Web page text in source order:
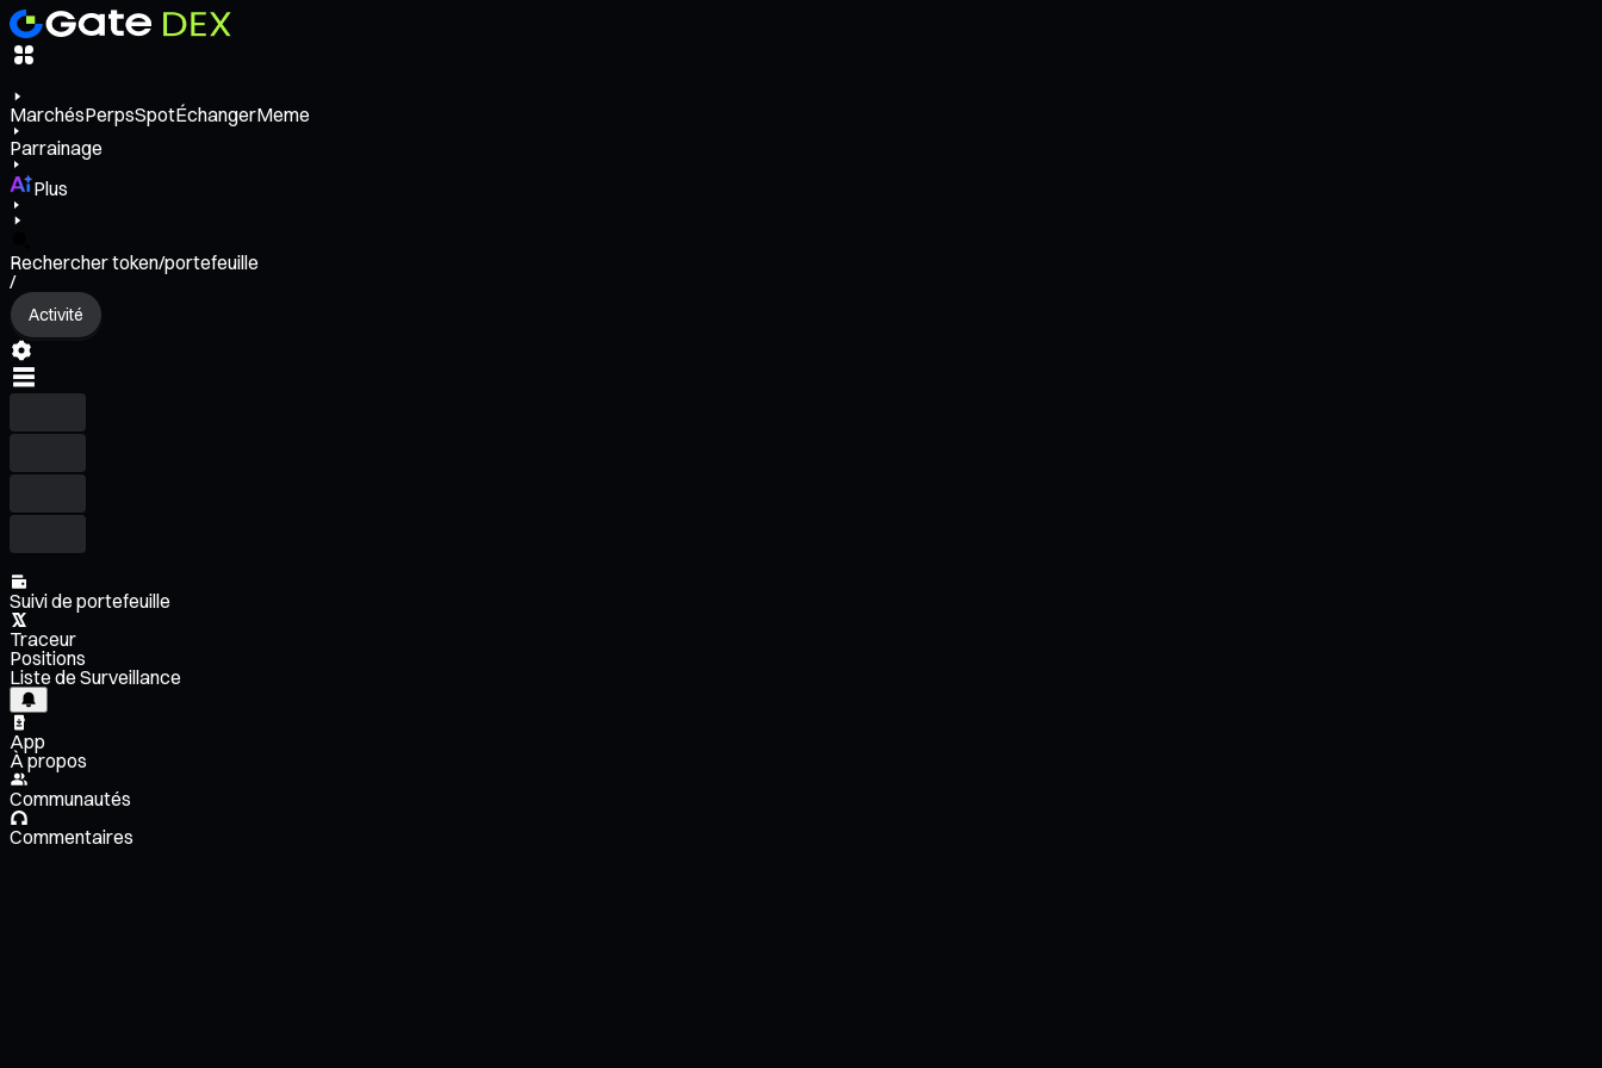
MarchésPerpsSpotÉchangerMeme
Parrainage
Plus
Rechercher token/portefeuille
/
Activité
Suivi de portefeuille
Traceur
Positions
Liste de Surveillance
App
À propos
Communautés
Commentaires